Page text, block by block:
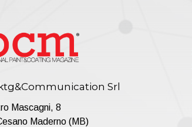
Srl
Mascagni, 8
Maderno (MB)